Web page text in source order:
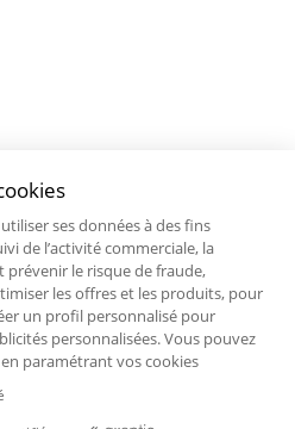
ses données à des fins
de l’activité commerciale, la
prévenir le risque de fraude,
les offres et les produits, pour
un profil personnalisé pour
personnalisées. Vous pouvez
paramétrant vos cookies